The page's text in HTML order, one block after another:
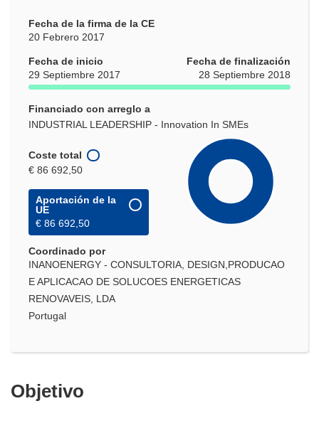
Fecha de la firma de la CE
20 Febrero 2017
Fecha de inicio
29 Septiembre 2017
Fecha de finalización
28 Septiembre 2018
Financiado con arreglo a
INDUSTRIAL LEADERSHIP - Innovation In SMEs
Coste total
€ 86 692,50
Aportación de la
UE
€ 86 692,50
Coordinado por
INANOENERGY - CONSULTORIA, DESIGN,PRODUCAO
E APLICACAO DE SOLUCOES ENERGETICAS
RENOVAVEIS, LDA
Portugal
Objetivo